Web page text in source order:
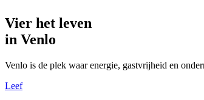
Vier het leven
in Venlo
Venlo is de plek waar energie, gastvrijheid en
Leef